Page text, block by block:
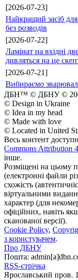
[2026-07-23]
Найкращий засіб для
без розводів
[2026-07-22]
Ламінат на вхідні
дивляться на це
[2026-07-21]
Вибираємо
ДБН™ © ДБНУ ©
© Design in Ukraine
© Idea in my head
© Made with love
© Located in United
Весь контент
Commons Attribution
інше.
Розміщені на цьому
(електронні файли
схожість
віртуальними
характер (для
офіційних, навіть
сканованої версії).
Cookie Policy,
з користувачем.
Про ДБНУ
Пошта:
RSS-стрічка
Ярославський пров.